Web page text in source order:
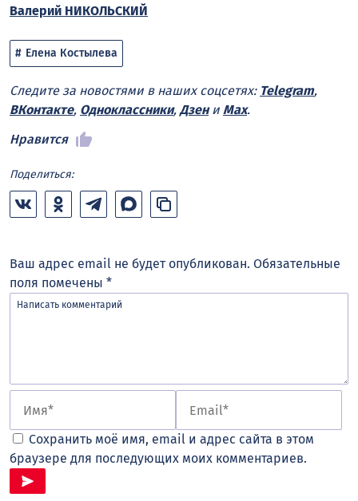
Валерий НИКОЛЬСКИЙ
Елена Костылева
Следите за новостями в наших соцсетях: Telegram,
ВКонтакте, Одноклассники, Дзени Max.
Нравится
Поделиться:
Ваш адрес email не будет опубликован. Обязательные
поля помечены *
Сохранить моё имя, email и адрес сайта в этом
браузере для последующих моих комментариев.